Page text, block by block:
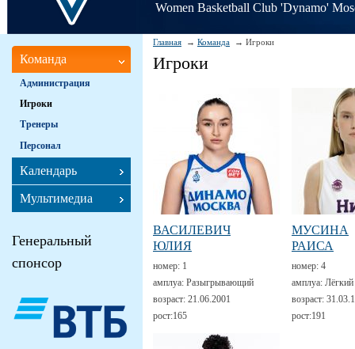
Women Basketball Club 'Dynamo'
Главная Команда Игроки
Игроки
ВАСИЛЕВИЧ
ЮЛИЯ
номер: 1
амплуа: Разыгрывающий
возраст: 21.06.2001
рост:165
МУСИНА
РАИСА
номер: 4
амплуа:
возраст:
рост:191
Команда
Администрация
Игроки
Тренеры
Персонал
Календарь
Мультимедиа
Генеральный
спонсор